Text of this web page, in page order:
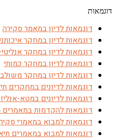
דוגמאות
דוגמאות לדיון במאמר סקירה
דוגמאות לדיון במחקר
דוגמאות לדיון במחקר
דוגמאות לדיון במחקר כמותי
דוגמאות לדיון במחקר משולב
דוגמאות לדיונים במחקרים
דוגמאות לדיונים במטא-
דוגמאות להקדמות במאמרים
דוגמאות למבוא במאמרי
דוגמאות למבוא במאמרים